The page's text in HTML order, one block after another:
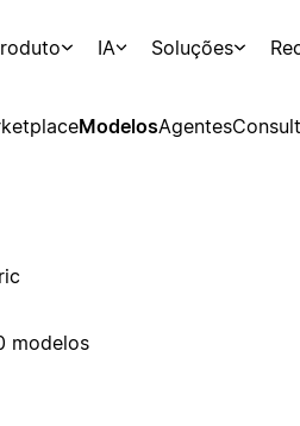
IA Soluções
ModelosAgentes
modelos